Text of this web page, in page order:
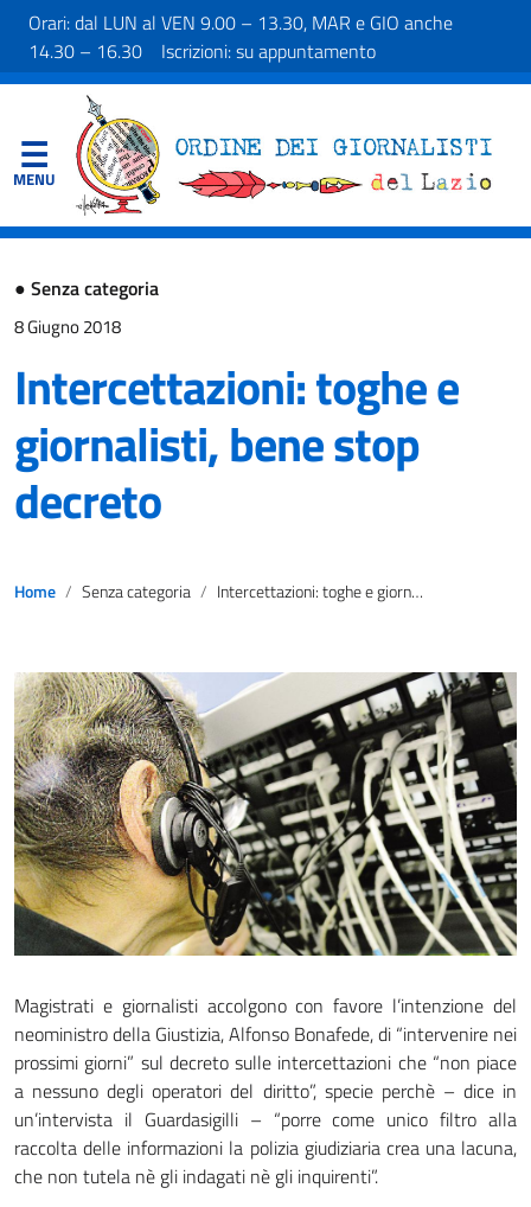
Orari: dal LUN al VEN 9.00 – 13.30, MAR e GIO anche
14.30 – 16.30 Iscrizioni: su appuntamento
● Senza categoria
8 Giugno 2018
Intercettazioni: toghe e
giornalisti, bene stop
decreto
Home Senza categoria Intercettazioni: toghe e giornalisti, bene stop decreto
Magistrati e giornalisti accolgono con favore l’intenzione del
neoministro della Giustizia, Alfonso Bonafede, di “intervenire nei
prossimi giorni” sul decreto sulle intercettazioni che “non piace
a nessuno degli operatori del diritto”, specie perchè – dice in
un’intervista il Guardasigilli – “porre come unico filtro alla
raccolta delle informazioni la polizia giudiziaria crea una lacuna,
che non tutela nè gli indagati nè gli inquirenti”.